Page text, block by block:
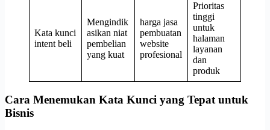
Kata kunci
intent beli
Mengindik
asikan niat
pembelian
yang kuat
harga jasa
pembuatan
website
profesional
Prioritas
tinggi
untuk
halaman
layanan
dan
produk
Cara Menemukan Kata Kunci yang Tepat untuk
Bisnis